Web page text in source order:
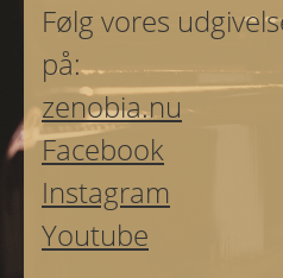
Følg vores
på:
zenobia.nu
Facebook
Instagram
Youtube